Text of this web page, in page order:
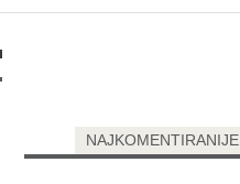
NAJKOMENTIRANIJE